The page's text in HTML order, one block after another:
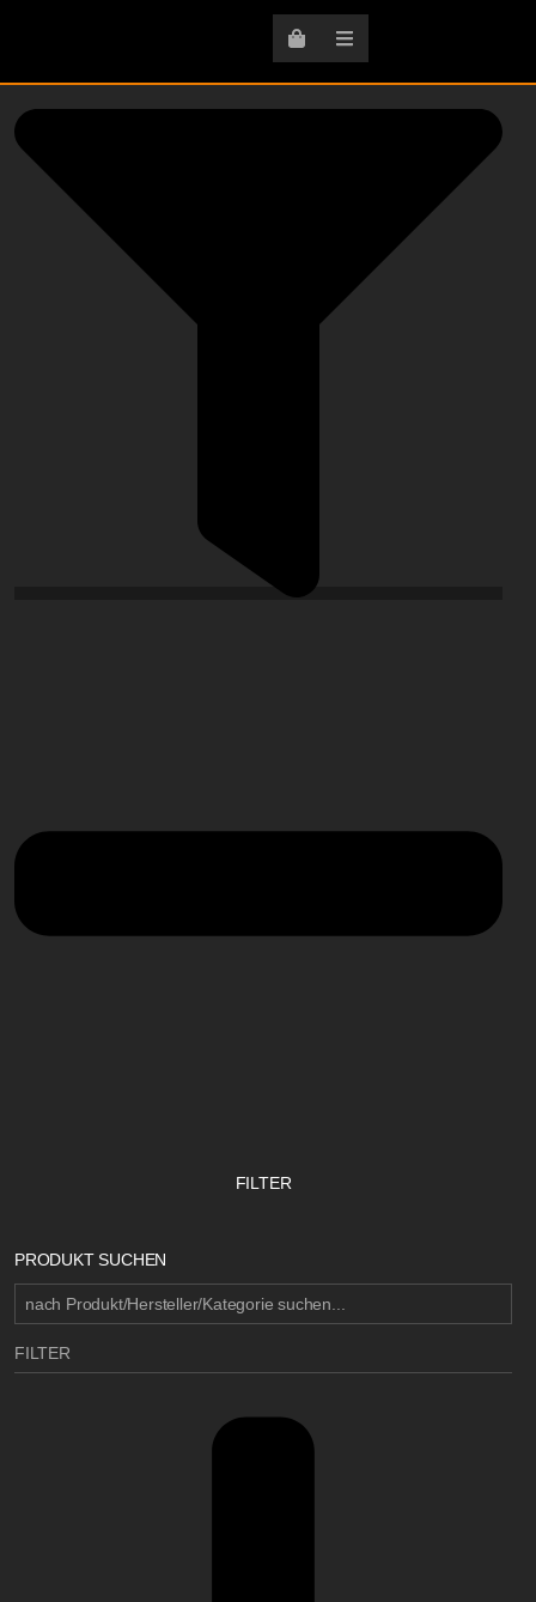
FILTER
PRODUKT SUCHEN
FILTER